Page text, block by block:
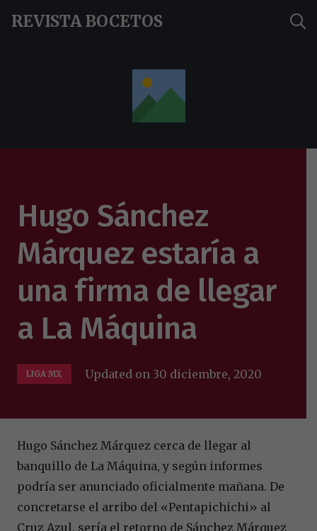
REVISTA BOCETOS
Hugo Sánchez
Márquez estaría a
una firma de llegar
a La Máquina
LIGA MX Updated on 30 diciembre, 2020
Hugo Sánchez Márquez cerca de llegar al
banquillo de La Máquina, y según informes
podría ser anunciado oficialmente mañana. De
concretarse el arribo del «Pentapichichi» al
Cruz Azul, sería el retorno de Sánchez Márquez